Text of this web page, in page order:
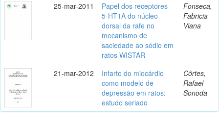
25-mar-2011
Papel dos receptores
5-HT1A do núcleo
dorsal da rafe no
mecanismo de
saciedade ao sódio em
ratos WISTAR
Fonseca,
Fabricia
Viana
21-mar-2012
Infarto do miocárdio
como modelo de
depressão em ratos:
estudo seriado
Côrtes,
Rafael
Sonoda